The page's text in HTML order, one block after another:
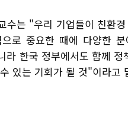
수는 "우리 기업들이 친환
로 중요한 때에 다양한
라 한국 정부에서도 함께
있는 기회가 될 것"이라고